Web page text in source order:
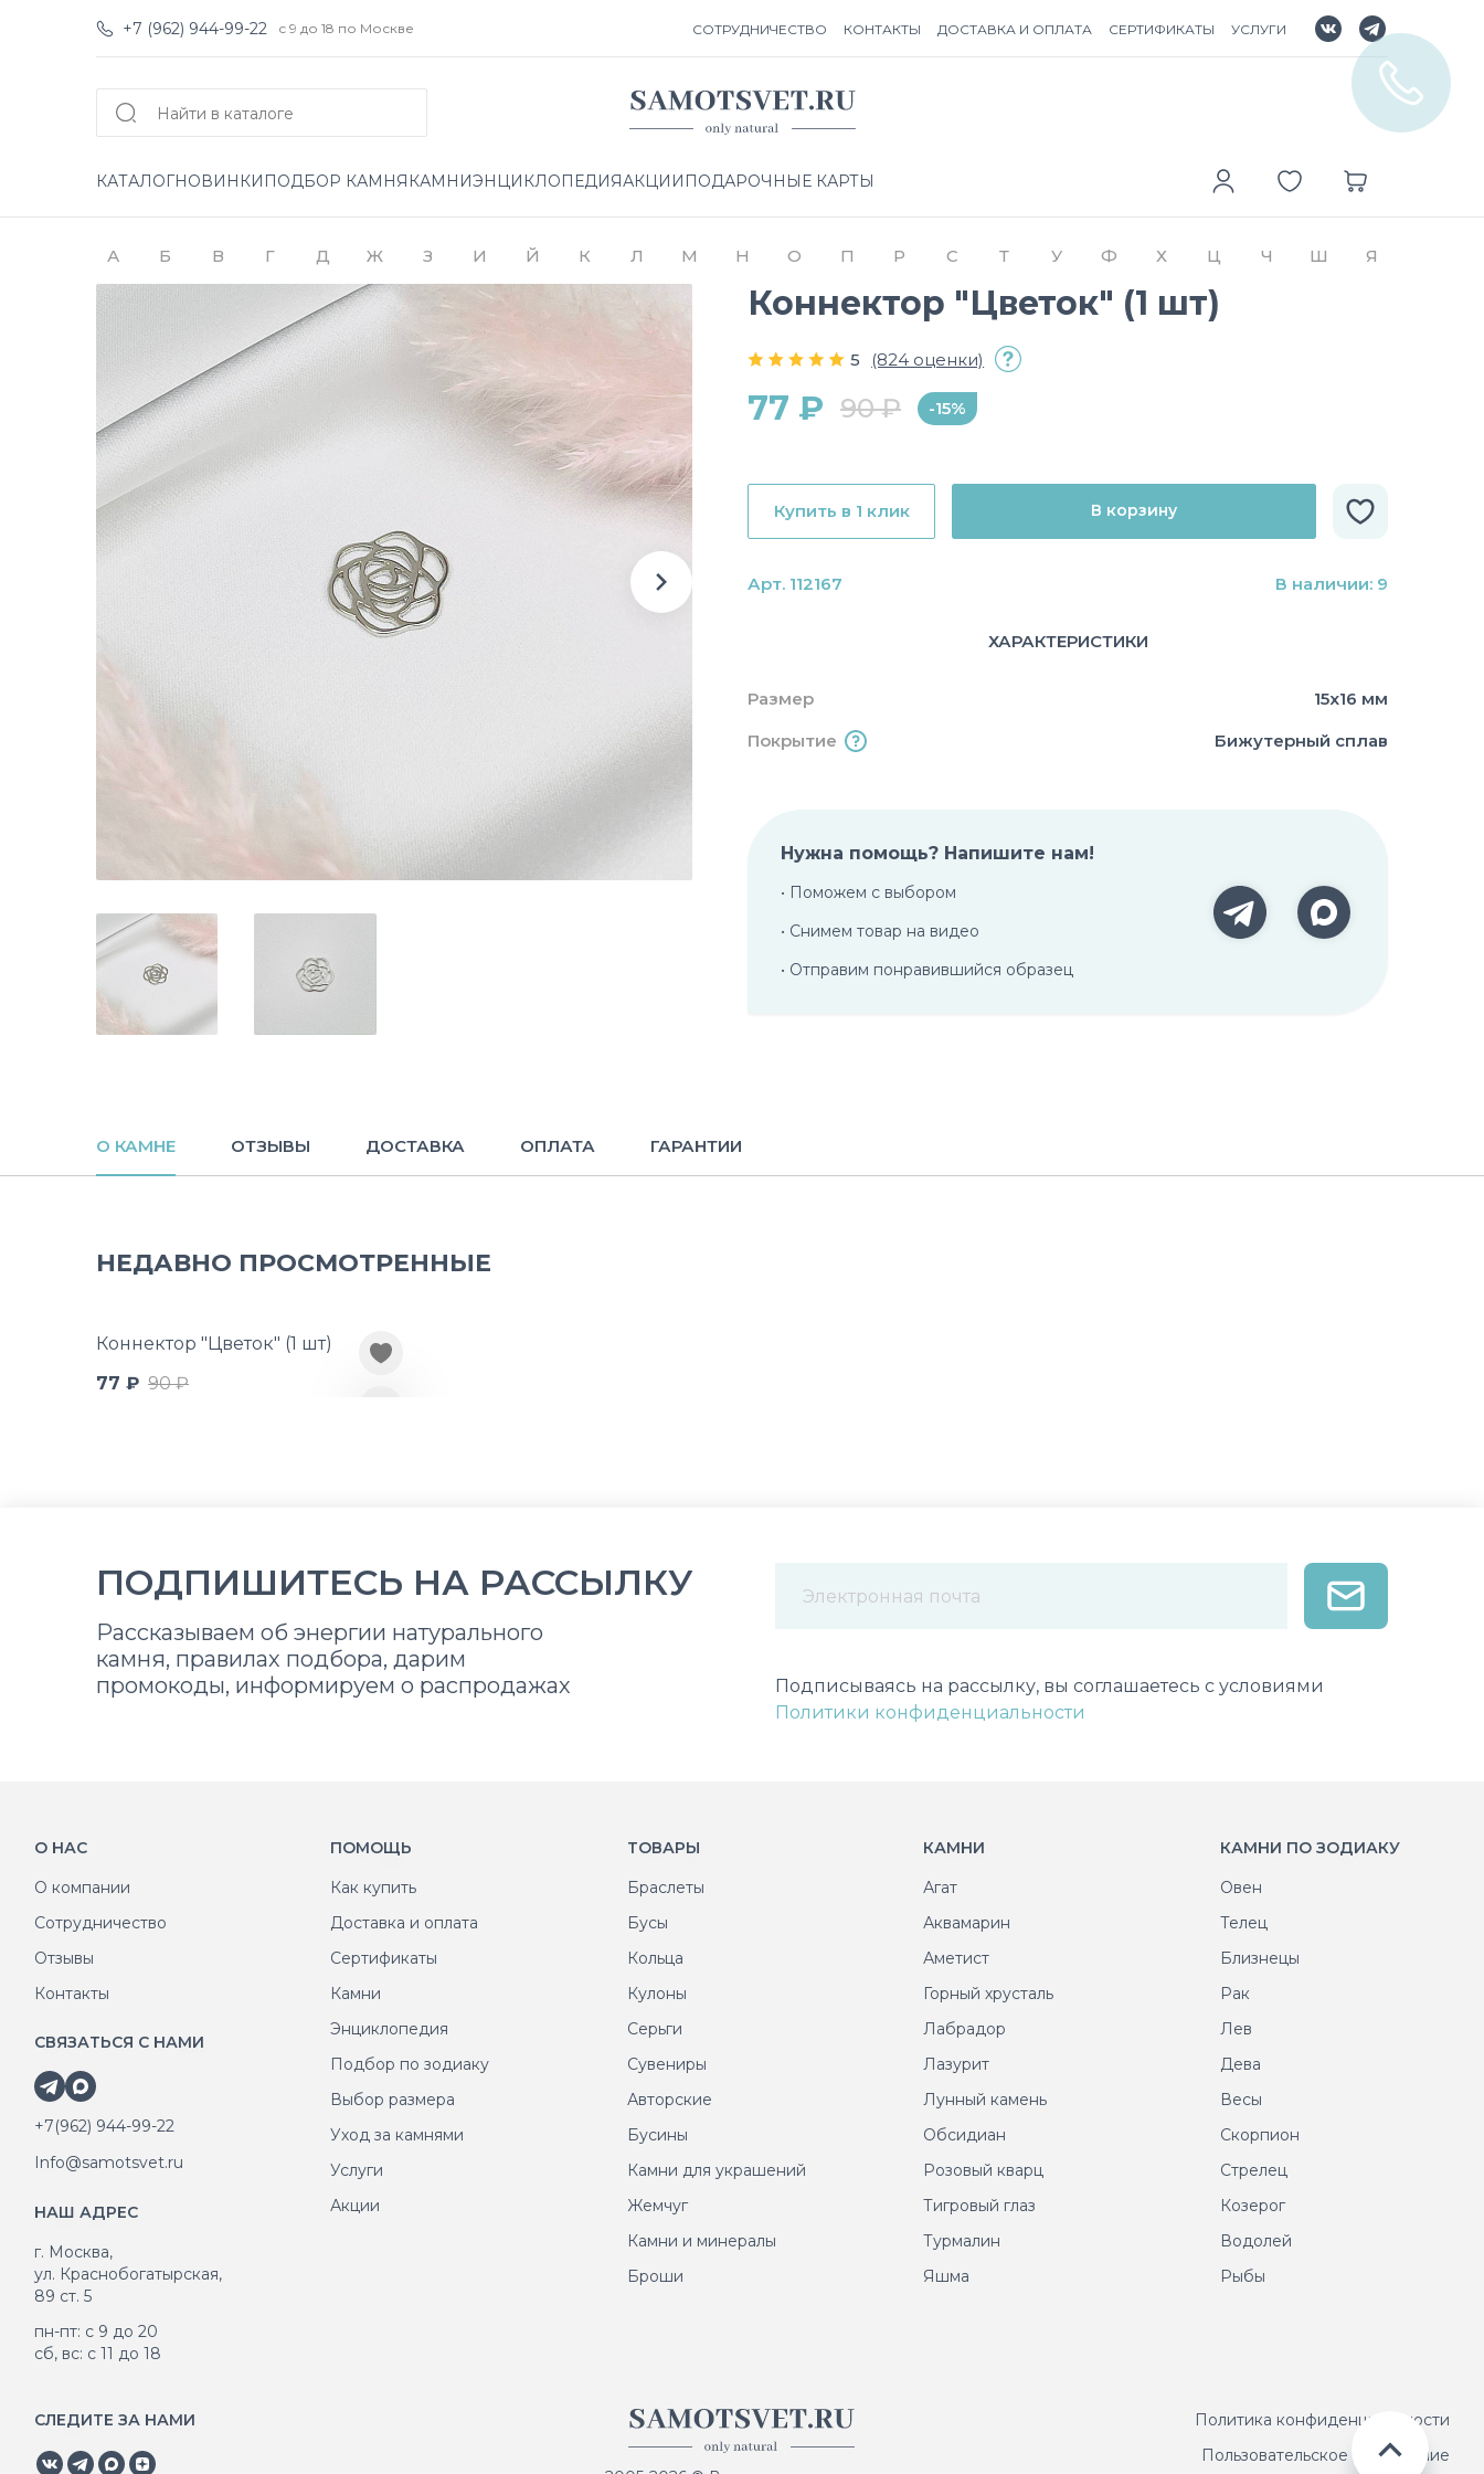
+7 (962) 944-99-22 с 9 до 18 по Москве СОТРУДНИЧЕСТВО КОНТАКТЫ ДОСТАВКА И ОПЛАТА СЕРТИФИКАТЫ УСЛУГИ
КАТАЛОГНОВИНКИ ПОДБОР КАМНЯ КАМНИЭНЦИКЛОПЕДИЯАКЦИИ ПОДАРОЧНЫЕ КАРТЫ
А Б В Г Д Ж З И Й К Л М Н О П Р С Т У Ф Х Ц Ч Ш Я
Коннектор "Цветок" (1 шт)
5 (824 оценки)
77 ₽ 90 ₽ -15%
Купить в 1 клик В корзину
Арт. 112167 В наличии: 9
ХАРАКТЕРИСТИКИ
Размер
15х16 мм
Покрытие
Бижутерный сплав
Нужна помощь? Напишите нам!
• Поможем с выбором
• Снимем товар на видео
• Отправим понравившийся образец
О КАМНЕ ОТЗЫВЫ ДОСТАВКА ОПЛАТА ГАРАНТИИ
НЕДАВНО ПРОСМОТРЕННЫЕ
Коннектор "Цветок" (1 шт)
77 ₽ 90 ₽
ПОДПИШИТЕСЬ НА РАССЫЛКУ
Рассказываем об энергии натурального
камня, правилах подбора, дарим
промокоды, информируем о распродажах
Подписываясь на рассылку, вы соглашаетесь с условиями
Политики конфиденциальности
О НАС
О компании
Сотрудничество
Отзывы
Контакты
СВЯЗАТЬСЯ С НАМИ
+7(962) 944-99-22
Info@samotsvet.ru
НАШ АДРЕС
г. Москва,
ул. Краснобогатырская,
89 ст. 5
пн-пт: с 9 до 20
сб, вс: с 11 до 18
ПОМОЩЬ
Как купить
Доставка и оплата
Сертификаты
Камни
Энциклопедия
Подбор по зодиаку
Выбор размера
Уход за камнями
Услуги
Акции
ТОВАРЫ
Браслеты
Бусы
Кольца
Кулоны
Серьги
Сувениры
Авторские
Бусины
Камни для украшений
Жемчуг
Камни и минералы
Броши
КАМНИ
Агат
Аквамарин
Аметист
Горный хрусталь
Лабрадор
Лазурит
Лунный камень
Обсидиан
Розовый кварц
Тигровый глаз
Турмалин
Яшма
КАМНИ ПО ЗОДИАКУ
Овен
Телец
Близнецы
Рак
Лев
Дева
Весы
Скорпион
Стрелец
Козерог
Водолей
Рыбы
СЛЕДИТЕ ЗА НАМИ
Политика конфиденциальности
Пользовательское соглашение